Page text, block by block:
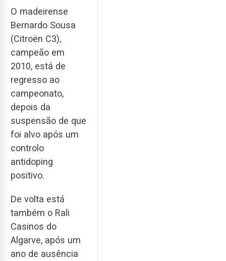
O madeirense
Bernardo Sousa
(Citroën C3),
campeão em
2010, está de
regresso ao
campeonato,
depois da
suspensão de que
foi alvo após um
controlo
antidoping
positivo.
De volta está
também o Rali
Casinos do
Algarve, após um
ano de ausência